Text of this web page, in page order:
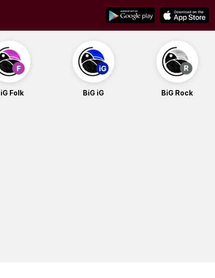
Folk BiG iG BiG Rock